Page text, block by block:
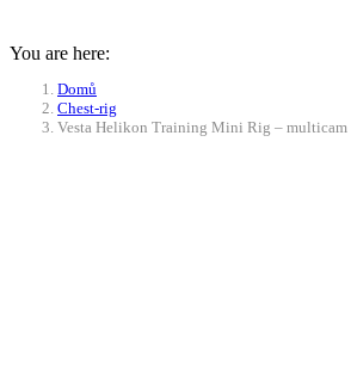
You are here:
Domů
Chest-rig
Vesta Helikon Training Mini Rig – multicam